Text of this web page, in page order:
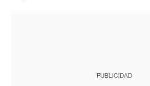
PUBLICIDAD